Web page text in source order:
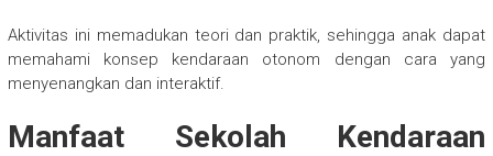
Aktivitas ini memadukan teori dan praktik, sehingga anak dapat
memahami konsep kendaraan otonom dengan cara yang
menyenangkan dan interaktif.
Manfaat Sekolah Kendaraan